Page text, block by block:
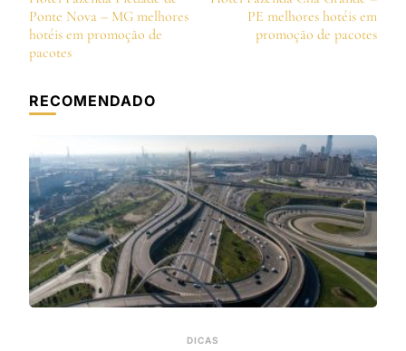
de
post
Ponte Nova – MG melhores
hotéis em promoção de
pacotes
PE melhores hotéis em
promoção de pacotes
RECOMENDADO
DICAS